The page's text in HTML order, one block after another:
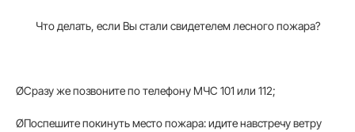
Что делать, если Вы стали свидетелем лесного пожара?
ØСразу же позвоните по телефону МЧС 101 или 112;
ØПоспешите покинуть место пожара: идите навстречу ветру